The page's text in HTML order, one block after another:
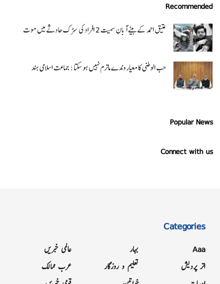
Recommended
عتیق احمد کے بیٹے آبان سمیت 2 افراد کی سڑک حادثے میں موت
حب الوطنی کا معیار وندے ماترم نہیں ہو سکتا : جماعت اسلامی ہند
Popular News
Connect with us
Categories
Aaa
اتر پردیش
بہار
تعلیم و روزگار
عالمی خبریں
عرب ممالک